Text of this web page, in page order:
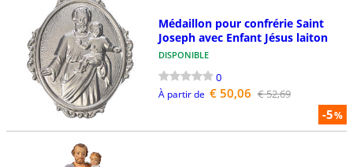
-5%
Médaillon pour confrérie Saint
Joseph avec Enfant Jésus laiton
DISPONIBLE
0
À partir de € 50,06 € 52,69